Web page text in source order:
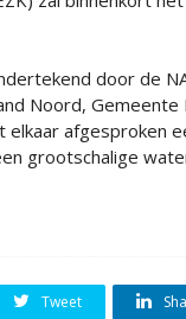
door de
Noord,
elkaar afgesproken
grootschalige
Tweet